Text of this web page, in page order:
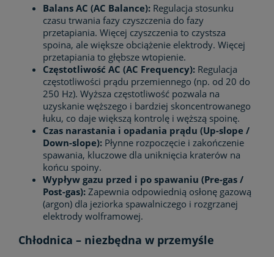
Balans AC (AC Balance): Regulacja stosunku
czasu trwania fazy czyszczenia do fazy
przetapiania. Więcej czyszczenia to czystsza
spoina, ale większe obciążenie elektrody. Więcej
przetapiania to głębsze wtopienie.
Częstotliwość AC (AC Frequency): Regulacja
częstotliwości prądu przemiennego (np. od 20 do
250 Hz). Wyższa częstotliwość pozwala na
uzyskanie węższego i bardziej skoncentrowanego
łuku, co daje większą kontrolę i węższą spoinę.
Czas narastania i opadania prądu (Up-slope /
Down-slope): Płynne rozpoczęcie i zakończenie
spawania, kluczowe dla uniknięcia kraterów na
końcu spoiny.
Wypływ gazu przed i po spawaniu (Pre-gas /
Post-gas): Zapewnia odpowiednią osłonę gazową
(argon) dla jeziorka spawalniczego i rozgrzanej
elektrody wolframowej.
Chłodnica – niezbędna w przemyśle